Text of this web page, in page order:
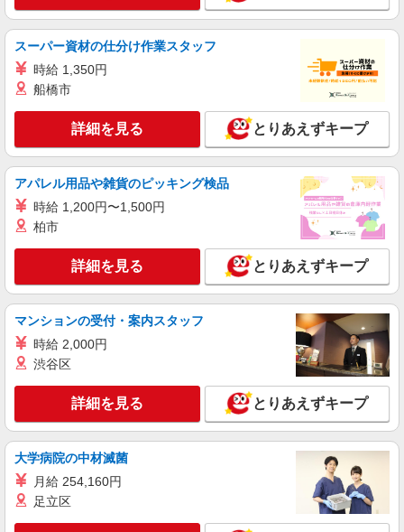
スーパー資材の仕分け作業スタッフ
時給 1,350円
船橋市
詳細を見る とりあえずキープ
アパレル用品や雑貨のピッキング検品
時給 1,200円〜1,500円
柏市
詳細を見る とりあえずキープ
マンションの受付・案内スタッフ
時給 2,000円
渋谷区
詳細を見る とりあえずキープ
大学病院の中材滅菌
月給 254,160円
足立区